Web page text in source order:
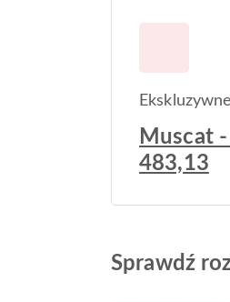
Muscat
483,13
Sprawdź